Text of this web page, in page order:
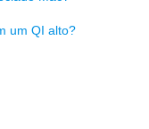
um QI alto?